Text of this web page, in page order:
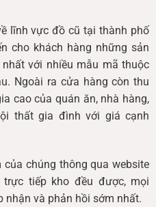
lĩnh vực đồ cũ tại thành phố
cho khách hàng những sản
với nhiều mẫu mã thuộc
Ngoài ra cửa hàng còn thu
cao của quán ăn, nhà hàng,
thất gia đình với giá cạnh
chúng thông qua website
trực tiếp kho đều được, mọi
nhận và phản hồi sớm nhất.